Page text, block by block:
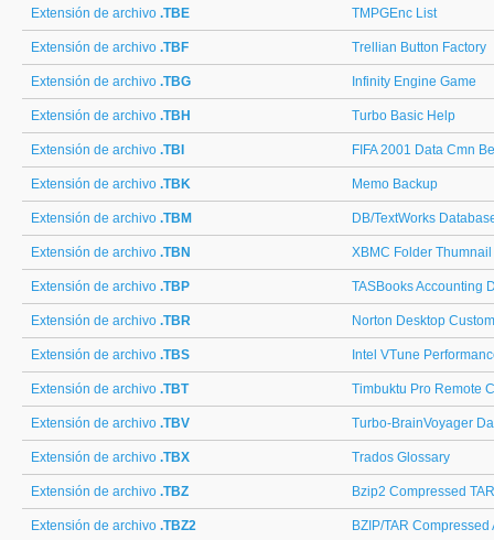
Extensión de archivo .TBE TMPGEnc List
Extensión de archivo .TBF Trellian Button Factory
Extensión de archivo .TBG Infinity Engine Game
Extensión de archivo .TBH Turbo Basic Help
Extensión de archivo .TBI FIFA 2001 Data Cmn Be
Extensión de archivo .TBK Memo Backup
Extensión de archivo .TBM DB/TextWorks
Extensión de archivo .TBN XBMC Folder Thumnail
Extensión de archivo .TBP TASBooks Accounting
Extensión de archivo .TBR Norton Desktop
Extensión de archivo .TBS Intel VTune
Extensión de archivo .TBT Timbuktu Pro Remote
Extensión de archivo .TBV Turbo-BrainVoyager
Extensión de archivo .TBX Trados Glossary
Extensión de archivo .TBZ Bzip2 Compressed
Extensión de archivo .TBZ2 BZIP/TAR Compressed